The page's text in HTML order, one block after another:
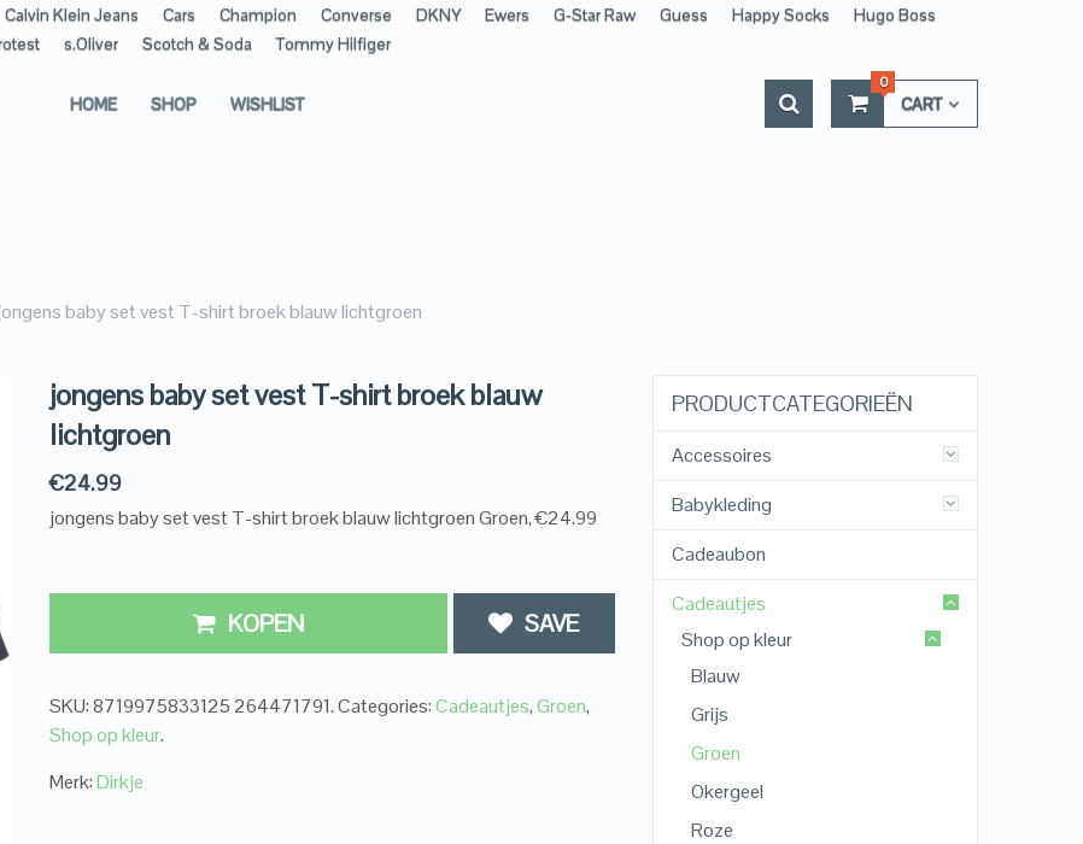
Calvin Klein Jeans Cars Champion Converse DKNY Ewers G-Star Raw Guess Happy Socks
Hugo Boss
s.Oliver Scotch & Soda Tommy Hilfiger
HOME SHOP WISHLIST CART
0
baby set vest T-shirt broek blauw lichtgroen
jongens baby set vest T-shirt broek blauw
lichtgroen
€24.99
jongens baby set vest T-shirt broek blauw lichtgroen Groen, €24.99
KOPEN SAVE
SKU:8719975833125 264471791.Categories:Cadeautjes,Groen,
Shop op kleur.
Merk:Dirkje
PRODUCTCATEGORIEËN
Accessoires
Babykleding
Cadeaubon
Cadeautjes
Shop op kleur
Blauw
Grijs
Groen
Okergeel
Roze